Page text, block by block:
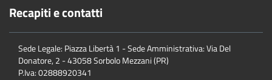
Recapiti e contatti
Sede Legale: Piazza Libertà 1 - Sede Amministrativa: Via Del
Donatore, 2 - 43058 Sorbolo Mezzani (PR)
P.Iva:02888920341